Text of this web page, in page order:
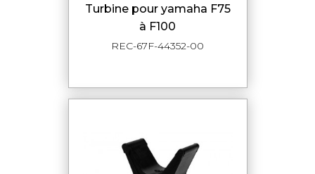
turbine pour yamaha F75
à F100
REC-67F-44352-00